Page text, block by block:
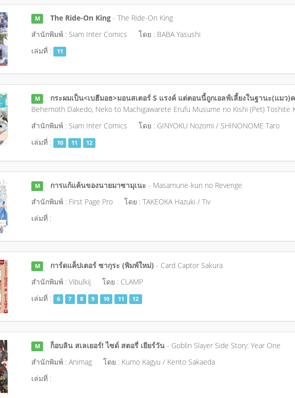
M The Ride-On King - The Ride-On King
สำนักพิมพ์ : Siam Inter Comics
โดย : BABA Yasushi
เล่มที่ : 11
M กระผมเป็น<เบฮีมอธ>มอนสเตอร์ S แรงค์ แต่ตอนนี้ถูกเอลฟ์เลี้ยงในฐานะ(แมว)
Behemoth Dakedo, Neko to Machigawarete Erufu Musume no Kishi (Pet) Toshite
สำนักพิมพ์ : Siam Inter Comics
โดย : GINYOKU Nozomi / SHINONOME Taro
เล่มที่ : 10 11 12
M การแก้แค้นของนายมาซามุเนะ - Masamune-kun no Revenge
สำนักพิมพ์ : First Page Pro
โดย : TAKEOKA Hazuki / Tiv
เล่มที่ :
M การ์ดแค็ปเตอร์ ซากุระ (พิมพ์ใหม่) - Card Captor Sakura
สำนักพิมพ์ : Vibulkij
โดย : CLAMP
เล่มที่ : 6 7 8 9 10 11 12
M ก็อบลิน สเลเยอร์! ไซด์ สตอรี่ เยียร์วัน - Goblin Slayer Side Story: Year One
สำนักพิมพ์ : Animag
โดย : Kumo Kagyu / Kento Sakaeda
เล่มที่ :